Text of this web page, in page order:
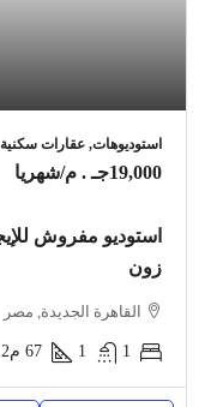
استوديوهات, عقارات سكنية
19,000جـ . م /شهريا
زون
القاهرة الجديدة, مصر
1
1
67 م2